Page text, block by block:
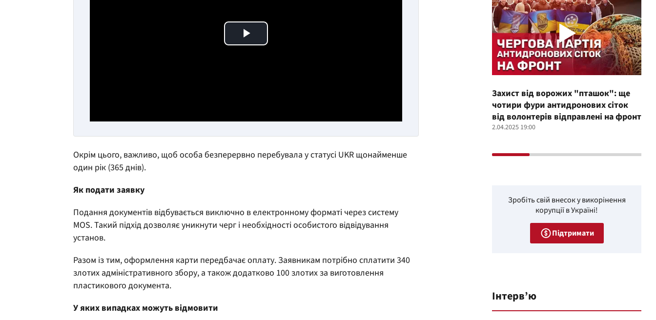
Play Video
Окрім цього, важливо, щоб особа безперервно перебувала у статусі UKR щонайменше
один рік (365 днів).
Як подати заявку
Подання документів відбувається виключно в електронному форматі через систему
MOS. Такий підхід дозволяє уникнути черг і необхідності особистого відвідування
установ.
Разом із тим, оформлення карти передбачає оплату. Заявникам потрібно сплатити 340
злотих адміністративного збору, а також додатково 100 злотих за виготовлення
пластикового документа.
У яких випадках можуть відмовити
Захист від ворожих "пташок": ще
чотири фури антидронових сіток
від волонтерів відправлені на фронт
2.04.2025 19:00
Зробіть свій внесок у викорінення
корупції в Україні!
Підтримати
Інтерв’ю